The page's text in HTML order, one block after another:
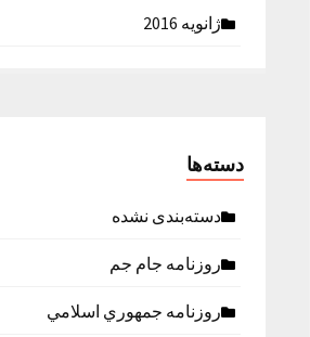
ژانویه 2016
دسته‌ها
دسته‌بندی نشده
روزنامه جام جم
روزنامه جمهوري اسلامي